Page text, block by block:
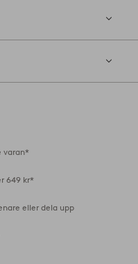
varan*
649 kr*
eller dela upp